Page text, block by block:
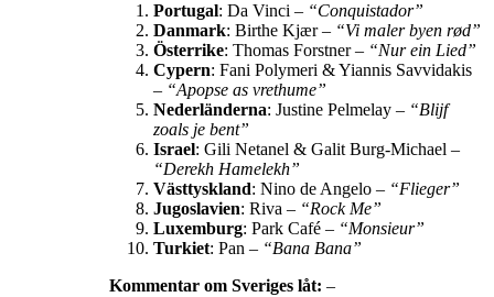
Portugal: Da Vinci – “Conquistador”
Danmark: Birthe Kjær – “Vi maler byen rød”
Österrike: Thomas Forstner – “Nur ein Lied”
Cypern: Fani Polymeri & Yiannis Savvidakis
– “Apopse as vrethume”
Nederländerna: Justine Pelmelay – “Blijf
zoals je bent”
Israel: Gili Netanel & Galit Burg-Michael –
“Derekh Hamelekh”
Västtyskland: Nino de Angelo – “Flieger”
Jugoslavien: Riva – “Rock Me”
Luxemburg: Park Café – “Monsieur”
Turkiet: Pan – “Bana Bana”
Kommentar om Sveriges låt: –